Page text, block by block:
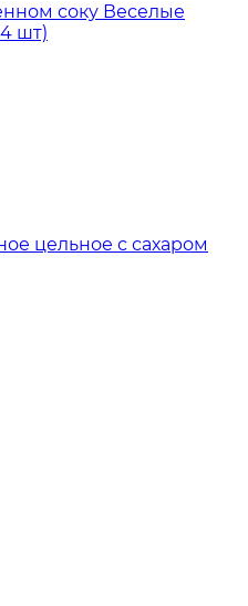
соку Веселые
шт)
цельное с сахаром